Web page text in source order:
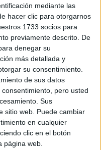
mediante las
hacer clic para otorgarnos
1733 socios para
previamente descrito. De
denegar su
más detallada y
su consentimiento.
de sus datos
pero usted
Sus
sitio web. Puede cambiar
en cualquier
clic en el botón
página web.
bachillerato o FP?
de Uso
de uso*